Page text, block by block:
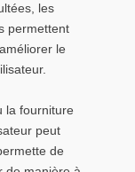
les
permettent
le
la fourniture
peut
de